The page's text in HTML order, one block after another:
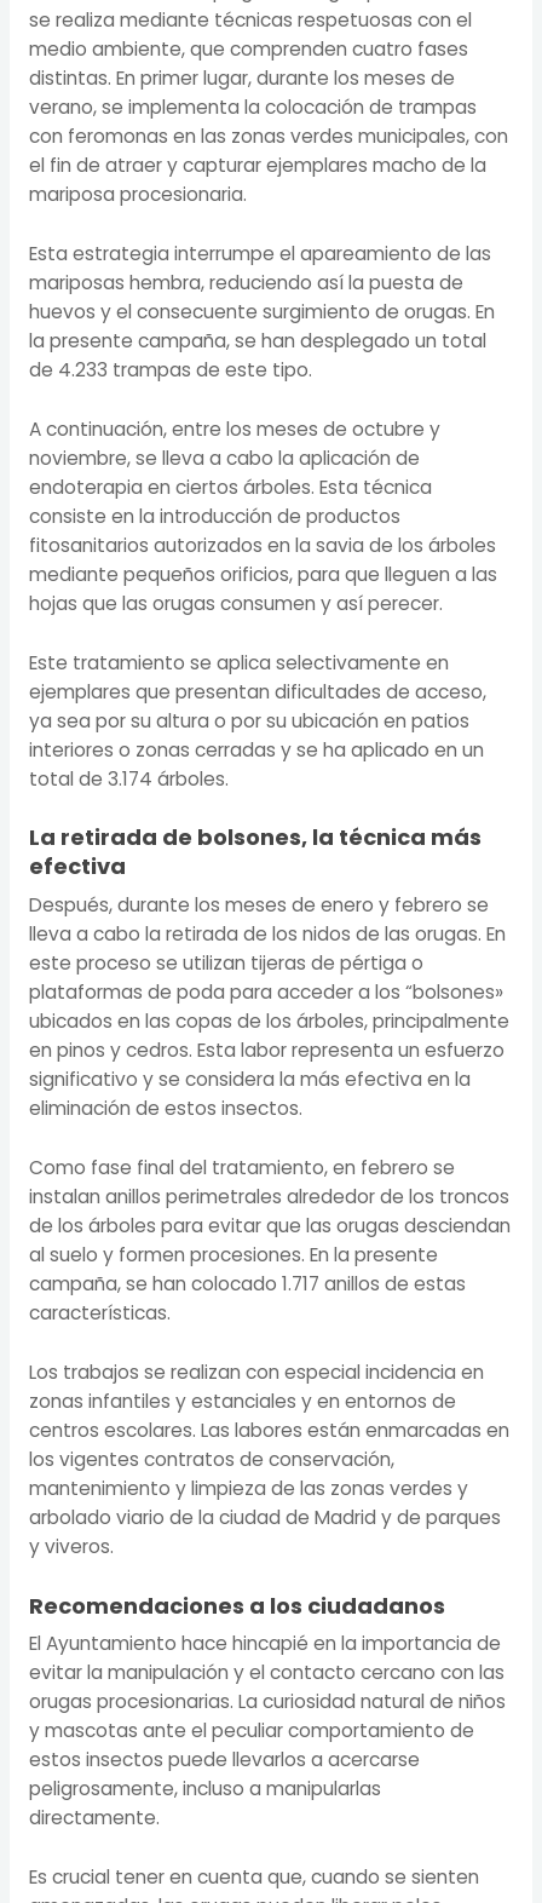
se realiza mediante técnicas respetuosas con el
medio ambiente, que comprenden cuatro fases
distintas. En primer lugar, durante los meses de
verano, se implementa la colocación de trampas
con feromonas en las zonas verdes municipales, con
el fin de atraer y capturar ejemplares macho de la
mariposa procesionaria.
Esta estrategia interrumpe el apareamiento de las
mariposas hembra, reduciendo así la puesta de
huevos y el consecuente surgimiento de orugas. En
la presente campaña, se han desplegado un total
de 4.233 trampas de este tipo.
A continuación, entre los meses de octubre y
noviembre, se lleva a cabo la aplicación de
endoterapia en ciertos árboles. Esta técnica
consiste en la introducción de productos
fitosanitarios autorizados en la savia de los árboles
mediante pequeños orificios, para que lleguen a las
hojas que las orugas consumen y así perecer.
Este tratamiento se aplica selectivamente en
ejemplares que presentan dificultades de acceso,
ya sea por su altura o por su ubicación en patios
interiores o zonas cerradas y se ha aplicado en un
total de 3.174 árboles.
La retirada de bolsones, la técnica más
efectiva
Después, durante los meses de enero y febrero se
lleva a cabo la retirada de los nidos de las orugas. En
este proceso se utilizan tijeras de pértiga o
plataformas de poda para acceder a los “bolsones»
ubicados en las copas de los árboles, principalmente
en pinos y cedros. Esta labor representa un esfuerzo
significativo y se considera la más efectiva en la
eliminación de estos insectos.
Como fase final del tratamiento, en febrero se
instalan anillos perimetrales alrededor de los troncos
de los árboles para evitar que las orugas desciendan
al suelo y formen procesiones. En la presente
campaña, se han colocado 1.717 anillos de estas
características.
Los trabajos se realizan con especial incidencia en
zonas infantiles y estanciales y en entornos de
centros escolares. Las labores están enmarcadas en
los vigentes contratos de conservación,
mantenimiento y limpieza de las zonas verdes y
arbolado viario de la ciudad de Madrid y de parques
y viveros.
Recomendaciones a los ciudadanos
El Ayuntamiento hace hincapié en la importancia de
evitar la manipulación y el contacto cercano con las
orugas procesionarias. La curiosidad natural de niños
y mascotas ante el peculiar comportamiento de
estos insectos puede llevarlos a acercarse
peligrosamente, incluso a manipularlas
directamente.
Es crucial tener en cuenta que, cuando se sienten